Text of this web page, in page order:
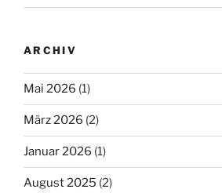
ARCHIV
Mai 2026 (1)
März 2026 (2)
Januar 2026 (1)
August 2025 (2)